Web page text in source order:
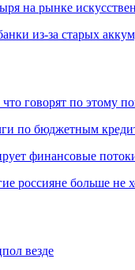
на рынке
из-за старых
говорят по этому
по бюджетным
финансовые
россияне больше не
везде